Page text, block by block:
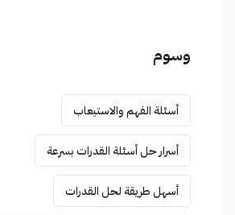
وسوم
أسئلة الفهم والاستيعاب
أسرار حل أسئلة القدرات بسرعة
أسهل طريقة لحل القدرات